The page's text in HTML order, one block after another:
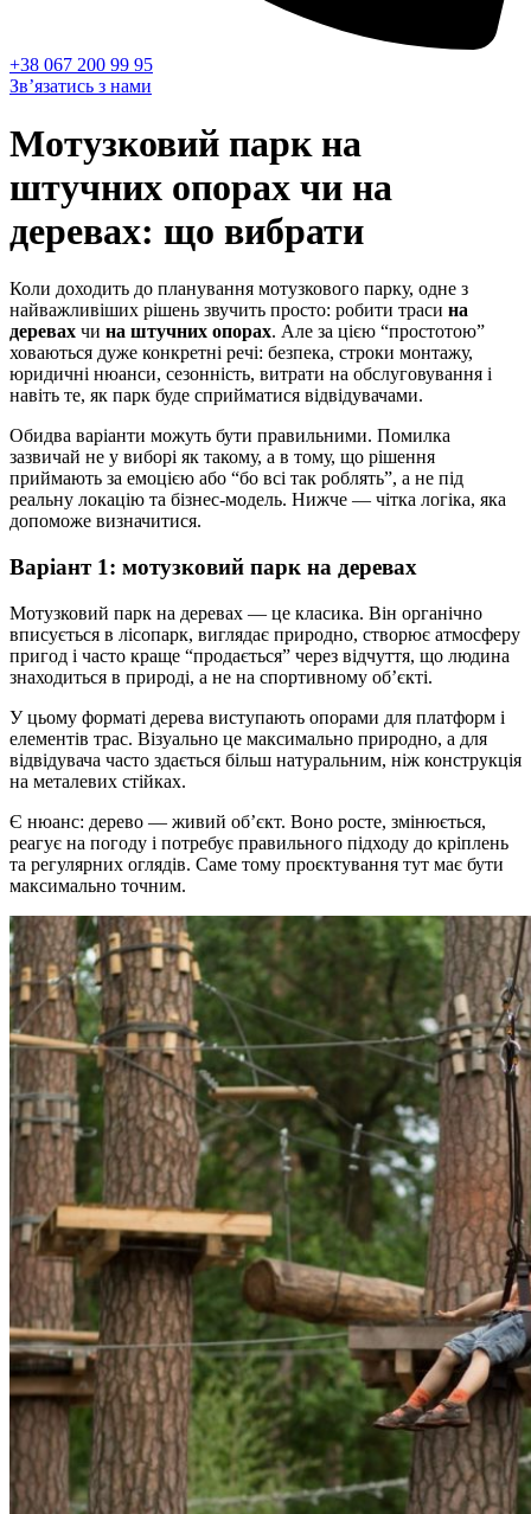
+38 067 200 99 95
Зв’язатись з нами
Мотузковий парк на
штучних опорах чи на
деревах: що вибрати
Коли доходить до планування мотузкового парку, одне з
найважливіших рішень звучить просто: робити траси на
деревах чи на штучних опорах. Але за цією “простотою”
ховаються дуже конкретні речі: безпека, строки монтажу,
юридичні нюанси, сезонність, витрати на обслуговування і
навіть те, як парк буде сприйматися відвідувачами.
Обидва варіанти можуть бути правильними. Помилка
зазвичай не у виборі як такому, а в тому, що рішення
приймають за емоцією або “бо всі так роблять”, а не під
реальну локацію та бізнес-модель. Нижче — чітка логіка, яка
допоможе визначитися.
Варіант 1: мотузковий парк на деревах
Мотузковий парк на деревах — це класика. Він органічно
вписується в лісопарк, виглядає природно, створює атмосферу
пригод і часто краще “продається” через відчуття, що людина
знаходиться в природі, а не на спортивному об’єкті.
У цьому форматі дерева виступають опорами для платформ і
елементів трас. Візуально це максимально природно, а для
відвідувача часто здається більш натуральним, ніж конструкція
на металевих стійках.
Є нюанс: дерево — живий об’єкт. Воно росте, змінюється,
реагує на погоду і потребує правильного підходу до кріплень
та регулярних оглядів. Саме тому проєктування тут має бути
максимально точним.